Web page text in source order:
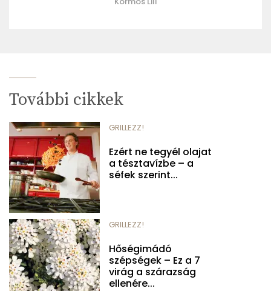
További cikkek
GRILLEZZ!
Ezért ne tegyél olajat
a tésztavízbe – a
séfek szerint...
GRILLEZZ!
Hőségimádó
szépségek – Ez a 7
virág a szárazság
ellenére...